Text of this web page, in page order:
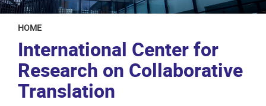
HOME
International Center for
Research on Collaborative
Translation